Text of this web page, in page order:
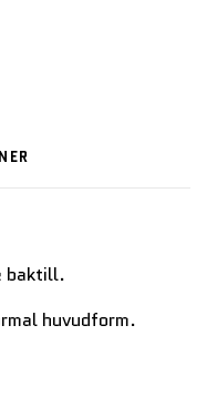
baktill.
huvudform.